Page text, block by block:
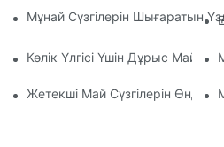
Мұнай Сүзгілерін Шығаратын
Көлік Үлгісі Үшін Дұрыс Май
Жетекші Май Сүзгілерін